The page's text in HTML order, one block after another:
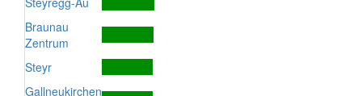
Braunau
Zentrum
Steyr
Gallneukirchen